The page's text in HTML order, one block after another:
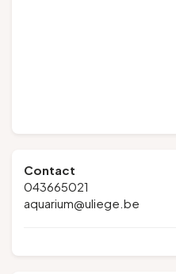
Contact
043665021
aquarium@uliege.be